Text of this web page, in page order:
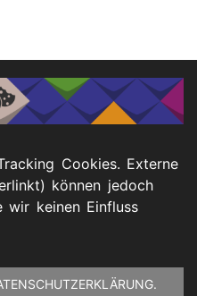
Cookies. Externe
können jedoch
wir keinen Einfluss